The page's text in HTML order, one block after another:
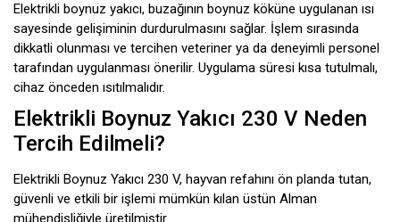
Elektrikli boynuz yakıcı, buzağının boynuz köküne uygulanan ısı
sayesinde gelişiminin durdurulmasını sağlar. İşlem sırasında
dikkatli olunması ve tercihen veteriner ya da deneyimli personel
tarafından uygulanması önerilir. Uygulama süresi kısa tutulmalı,
cihaz önceden ısıtılmalıdır.
Elektrikli Boynuz Yakıcı 230 V Neden
Tercih Edilmeli?
Elektrikli Boynuz Yakıcı 230 V, hayvan refahını ön planda tutan,
güvenli ve etkili bir işlemi mümkün kılan üstün Alman
mühendisliğiyle üretilmiştir.